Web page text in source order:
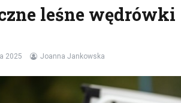
leśne
2025 Joanna Jankowska